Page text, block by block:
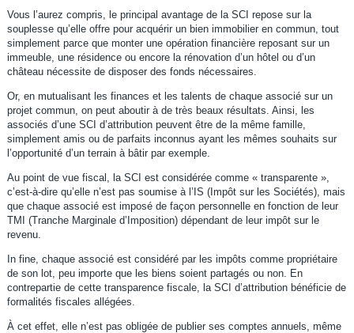
Vous l’aurez compris, le principal avantage de la SCI repose sur la
souplesse qu’elle offre pour acquérir un bien immobilier en commun, tout
simplement parce que monter une opération financière reposant sur un
immeuble, une résidence ou encore la rénovation d’un hôtel ou d’un
château nécessite de disposer des fonds nécessaires.
Or, en mutualisant les finances et les talents de chaque associé sur un
projet commun, on peut aboutir à de très beaux résultats. Ainsi, les
associés d’une SCI d’attribution peuvent être de la même famille,
simplement amis ou de parfaits inconnus ayant les mêmes souhaits sur
l’opportunité d’un terrain à bâtir par exemple.
Au point de vue fiscal, la SCI est considérée comme « transparente »,
c’est-à-dire qu’elle n’est pas soumise à l’IS (Impôt sur les Sociétés), mais
que chaque associé est imposé de façon personnelle en fonction de leur
TMI (Tranche Marginale d’Imposition) dépendant de leur impôt sur le
revenu.
In fine, chaque associé est considéré par les impôts comme propriétaire
de son lot, peu importe que les biens soient partagés ou non. En
contrepartie de cette transparence fiscale, la SCI d’attribution bénéficie de
formalités fiscales allégées.
À cet effet, elle n’est pas obligée de publier ses comptes annuels, même